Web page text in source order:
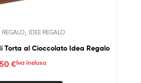
, IDEE REGALO
Torta al Cioccolato Idea Regalo
€Iva inclusa